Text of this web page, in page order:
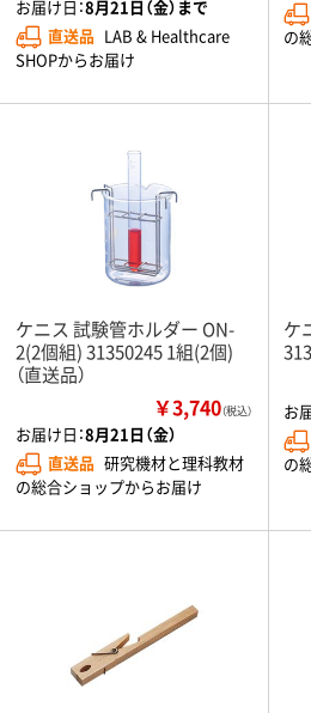
お届け日：8月21日（金）まで
直送品 LAB & Healthcare
SHOPからお届け
の
ケニス 試験管ホルダー ON-
2(2個組) 31350245 1組(2個)
（直送品）
￥3,740（税込）
お届け日：8月21日（金）
直送品 研究機材と理科教材
の総合ショップからお届け
ケ
お
の